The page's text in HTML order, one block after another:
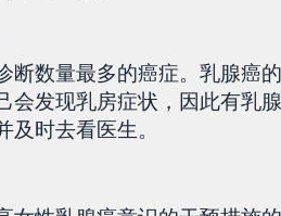
断数量最多的癌症。乳腺癌
会发现乳房症状，因此有乳
及时去看医生。